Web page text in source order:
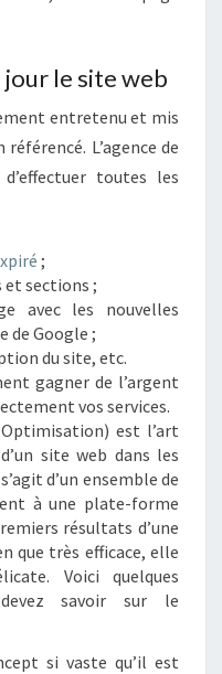
le site web
entretenu et mis
L’agence de
toutes les
;
et sections ;
avec les nouvelles
de Google ;
du site, etc.
gagner de l’argent
vos services.
est l’art
site web dans les
d’un ensemble de
à une plate-forme
résultats d’une
que très efficace, elle
Voici quelques
savoir sur le
si vaste qu’il est